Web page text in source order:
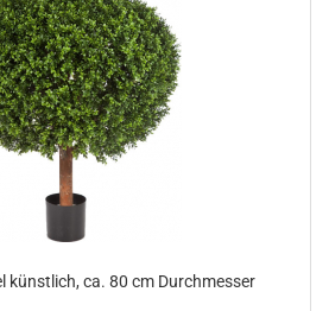
künstlich, ca. 80 cm Durchmesser